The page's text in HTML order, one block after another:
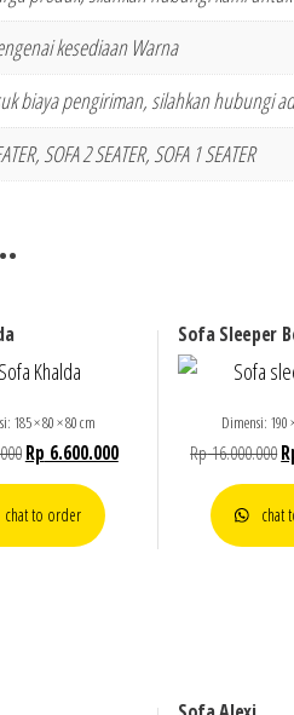
kesediaan Warna
biaya pengiriman, silahkan hubungi
SOFA 2 SEATER, SOFA 1 SEATER
185 × 80 × 80 cm
Rp 6.600.000
chat to order
Sofa Sleeper
Dimensi: 190
Rp16.000.000
chat